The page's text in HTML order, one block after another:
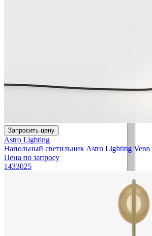
Запросить цену
Astro Lighting
Напольный светильник Astro Lighting Venn
Цена по запросу
1433025